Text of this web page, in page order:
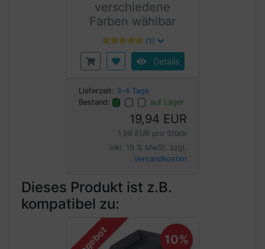
verschiedene
Farben wählbar
(1)
Details
Lieferzeit: 3-4 Tage
Bestand:
auf Lager
19,94 EUR
1,99 EUR pro Stück
inkl. 19 % MwSt. zzgl.
Versandkosten
Dieses Produkt ist z.B.
kompatibel zu:
10%